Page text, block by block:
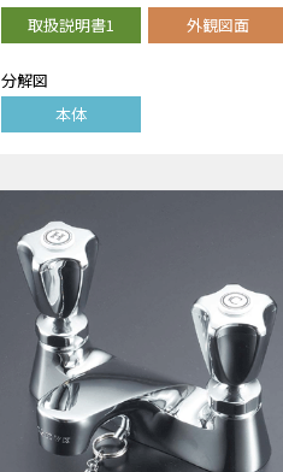
取扱説明書1 外観図面
分解図
本体